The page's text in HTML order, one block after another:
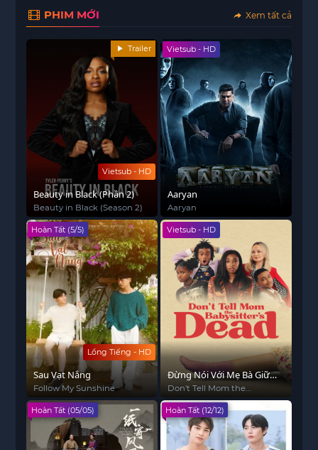
PHIM MỚI Xem tất cả
Vietsub - HD
Trailer
Beauty in Black (Phần 2)
Beauty in Black (Season 2)
Vietsub - HD
Aaryan
Aaryan
Lồng Tiếng - HD
Hoàn Tất (5/5)
Sau Vạt Nắng
Follow My Sunshine
Vietsub - HD
Đừng Nói Với Mẹ Bà Giữ
Trẻ "Di" Rồi
Don't Tell Mom the
Babysitter's Dead
Hoàn Tất (05/05)
Hoàn Tất (12/12)